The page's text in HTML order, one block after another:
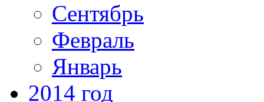
Сентябрь
Февраль
Январь
2014 год